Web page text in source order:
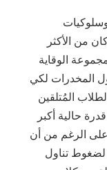
من الأكثر
الوقاية
المخدرات لكي
المُتلقين
حالية أكبر
الرغم من أن
لضغوط تناول